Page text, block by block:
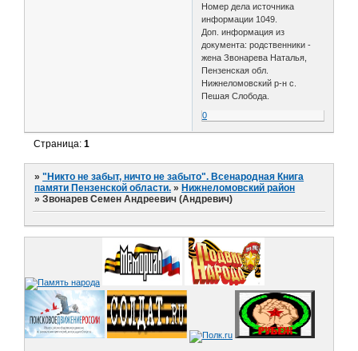
Номер дела источника
информации 1049.
Доп. информация из
документа: родственники -
жена Звонарева Наталья,
Пензенская обл.
Нижнеломовский р-н с.
Пешая Слобода.
0
Страница:1
»"Никто не забыт, ничто не забыто". Всенародная Книга
памяти Пензенской области. » Нижнеломовский район
»Звонарев Семен Андреевич (Андревич)